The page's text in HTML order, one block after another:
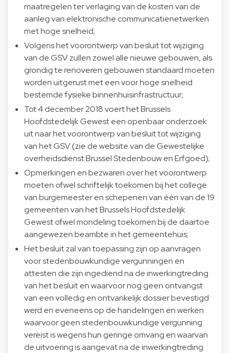
maatregelen ter verlaging van de kosten van de
aanleg van elektronische communicatienetwerken
met hoge snelheid;
Volgens het voorontwerp van besluit tot wijziging
van de GSV zullen zowel alle nieuwe gebouwen, als
grondig te renoveren gebouwen standaard moeten
worden uitgerust met een voor hoge snelheid
bestemde fysieke binnenhuisinfrastructuur;
Tot 4 december 2018 voert het Brussels
Hoofdstedelijk Gewest een openbaar onderzoek
uit naar het voorontwerp van besluit tot wijziging
van het GSV (zie de website van de Gewestelijke
overheidsdienst Brussel Stedenbouw en Erfgoed);
Opmerkingen en bezwaren over het voorontwerp
moeten ofwel schriftelijk toekomen bij het college
van burgemeester en schepenen van één van de 19
gemeenten van het Brussels Hoofdstedelijk
Gewest ofwel mondeling toekomen bij de daartoe
aangewezen beambte in het gemeentehuis;
Het besluit zal van toepassing zijn op aanvragen
voor stedenbouwkundige vergunningen en
attesten die zijn ingediend na de inwerkingtreding
van het besluit en waarvoor nog geen ontvangst
van een volledig en ontvankelijk dossier bevestigd
werd en eveneens op de handelingen en werken
waarvoor geen stedenbouwkundige vergunning
vereist is wegens hun geringe omvang en waarvan
de uitvoering is aangevat na de inwerkingtreding